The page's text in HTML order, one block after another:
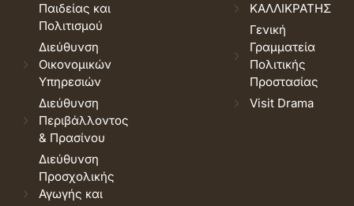
Παιδείας και
Πολιτισμού
Διεύθυνση
Οικονομικών
Υπηρεσιών
Διεύθυνση
Περιβάλλοντος
& Πρασίνου
Διεύθυνση
Προσχολικής
Αγωγής και
ΚΑΛΛΙΚΡΑΤΗΣ
Γενική
Γραμματεία
Πολιτικής
Προστασίας
Visit Drama